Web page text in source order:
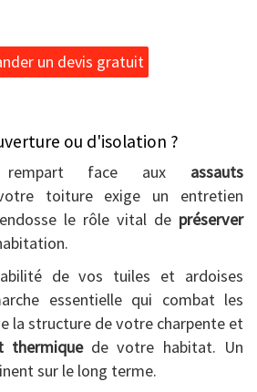
un devis gratuit
ou d'isolation ?
face aux assauts
toiture exige un entretien
le rôle vital de préserver
de vos tuiles et ardoises
essentielle qui combat les
la structure de votre charpente et
thermiquede votre habitat. Un
sur le long terme.